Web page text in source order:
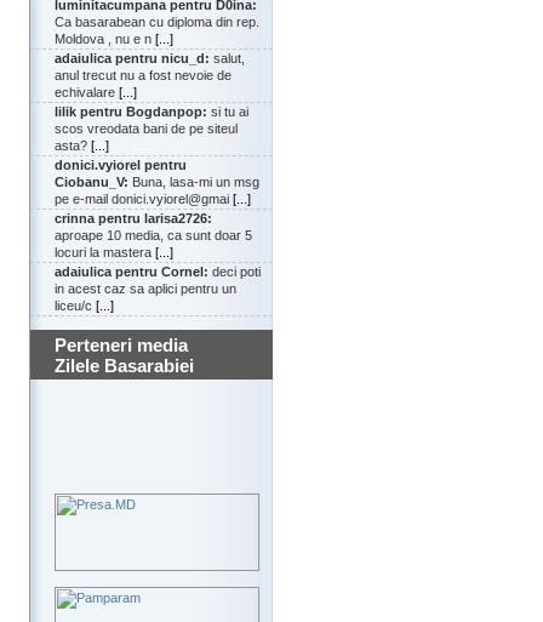
luminitacumpana pentru D0ina:
Ca basarabean cu diploma din rep.
Moldova , nu e n [...]
adaiulica pentru nicu_d: salut,
anul trecut nu a fost nevoie de
echivalare [...]
lilik pentru Bogdanpop: si tu ai
scos vreodata bani de pe siteul
asta? [...]
donici.vyiorel pentru
Ciobanu_V: Buna, lasa-mi un msg
pe e-mail donici.vyiorel@gmai [...]
crinna pentru larisa2726:
aproape 10 media, ca sunt doar 5
locuri la mastera [...]
adaiulica pentru Cornel: deci poti
in acest caz sa aplici pentru un
liceu/c [...]
Perteneri media
Zilele Basarabiei